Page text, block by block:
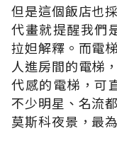
但是這個飯店也
代畫就提醒我們
拉妲解釋。而電
人進房間的電梯
代感的電梯，可
不少明星、名流
莫斯科夜景，最